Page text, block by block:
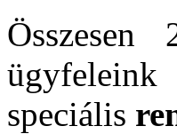
Összesen
speciális